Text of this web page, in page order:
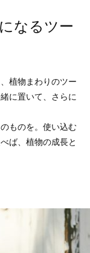
なるツー
植物まわりのツー
に置いて、さらに
ものを。使い込む
ば、植物の成長と